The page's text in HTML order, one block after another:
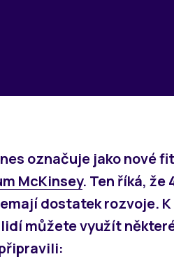
označuje jako nové
McKinsey. Ten říká, že
dostatek rozvoje.
můžete využít